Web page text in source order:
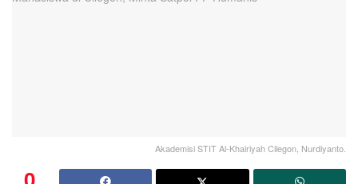
Akademisi STIT Al-Khairiyah Cilegon, Nurdiyanto.